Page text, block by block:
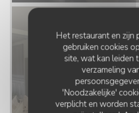
Het restaurant en zijn
gebruiken cookies
site, wat kan leiden
verzameling
'Noodzakelijke'
verplicht en worden